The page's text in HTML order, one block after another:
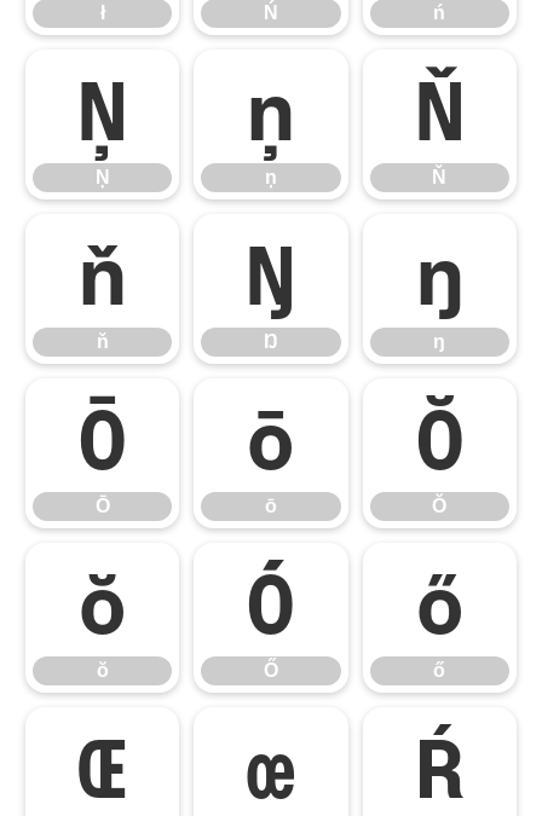
ł Ń ń
Ņ
Ņ
ņ
ņ
Ň
Ň
ň
ň
Ŋ
Ŋ
ŋ
ŋ
Ō
Ō
ō
ō
Ŏ
Ŏ
ŏ
ŏ
Ő
Ő
ő
ő
Œ œ Ŕ